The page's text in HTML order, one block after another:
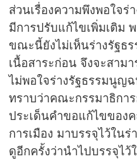
ส่วนเรื่องความพึงพอใจ
มีการปรับแก้ไขเพิ่มเติม
ขณะนี้ยังไม่เห็นร่างรัฐธ
เนื้อสาระก่อน จึงจะสาม
ไม่พอใจร่างรัฐธรรมนูญ
ทราบว่าคณะกรรมาธิกา
ประเด็นคำขอแก้ไขของ
การเมือง มาบรรจุไว้ใน
ดูอีกครั้งว่านำไปบรรจุไว้